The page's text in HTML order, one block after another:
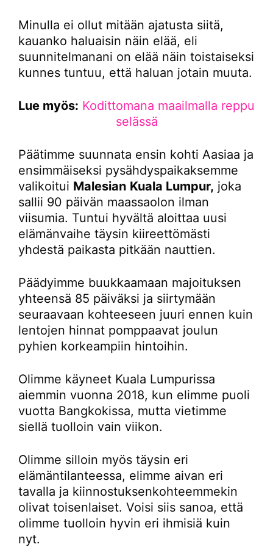
Minulla ei ollut mitään ajatusta siitä,
kauanko haluaisin näin elää, eli
suunnitelmanani on elää näin toistaiseksi
kunnes tuntuu, että haluan jotain muuta.
Lue myös: Kodittomana maailmalla reppu
selässä
Päätimme suunnata ensin kohti Aasiaa ja
ensimmäiseksi pysähdyspaikaksemme
valikoitui Malesian Kuala Lumpur, joka
sallii 90 päivän maassaolon ilman
viisumia. Tuntui hyvältä aloittaa uusi
elämänvaihe täysin kiireettömästi
yhdestä paikasta pitkään nauttien.
Päädyimme buukkaamaan majoituksen
yhteensä 85 päiväksi ja siirtymään
seuraavaan kohteeseen juuri ennen kuin
lentojen hinnat pomppaavat joulun
pyhien korkeampiin hintoihin.
Olimme käyneet Kuala Lumpurissa
aiemmin vuonna 2018, kun elimme puoli
vuotta Bangkokissa, mutta vietimme
siellä tuolloin vain viikon.
Olimme silloin myös täysin eri
elämäntilanteessa, elimme aivan eri
tavalla ja kiinnostuksenkohteemmekin
olivat toisenlaiset. Voisi siis sanoa, että
olimme tuolloin hyvin eri ihmisiä kuin
nyt.